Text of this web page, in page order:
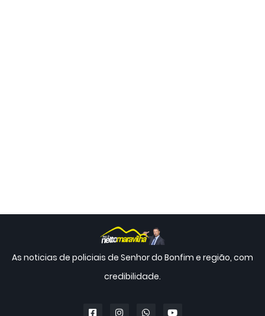
As noticias de policiais de Senhor do Bonfim e região, com
credibilidade.